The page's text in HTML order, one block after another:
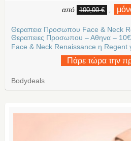
από 100,00 €
Θεραπεια Προσωπου Face & Neck
Θεραπειες Προσωπου – Αθηνα –
Face & Neck Renaissance η Regent
Πάρε τώρα την
Bodydeals